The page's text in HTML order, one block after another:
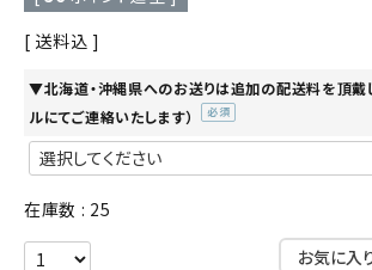
送料込
▼北海道・沖縄県へのお送りは追加の配送料を頂戴
ルにてご連絡いたします）
在庫数
25
お気に入